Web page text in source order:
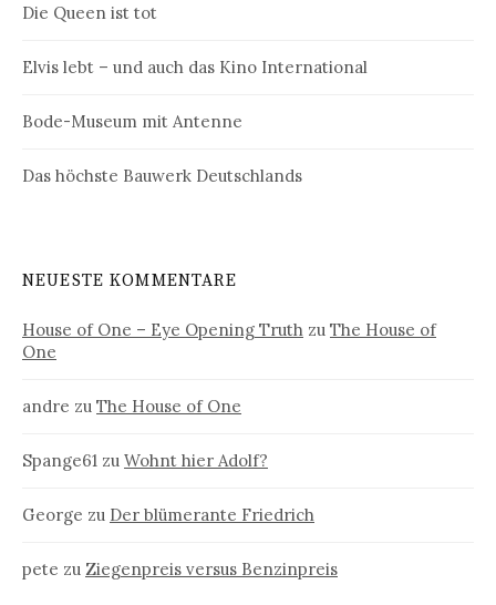
Die Queen ist tot
Elvis lebt – und auch das Kino International
Bode-Museum mit Antenne
Das höchste Bauwerk Deutschlands
NEUESTE KOMMENTARE
House of One – Eye Opening Truth zu The House of
One
andre zu The House of One
Spange61 zu Wohnt hier Adolf?
George zu Der blümerante Friedrich
pete zu Ziegenpreis versus Benzinpreis